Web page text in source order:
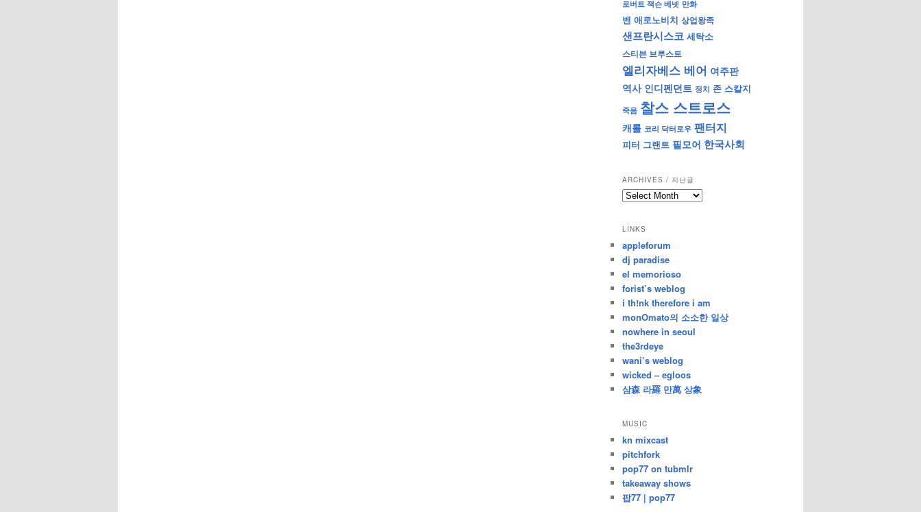
로버트 잭슨 베넷 만화
벤 애로노비치 상업왕족
샌프란시스코 세탁소
스티븐 브루스트
엘리자베스 베어 여주판
역사 인디펜던트 정치 존 스칼지
죽음 찰스 스트로스
캐롤 코리 닥터로우 팬터지
피터 그랜트 필모어 한국사회
ARCHIVES / 지난글
archives
난
글
LINKS
appleforum
dj paradise
el memorioso
forist’s weblog
i th!nk therefore i am
monOmato의 소소한 일상
nowhere in seoul
the3rdeye
wani’s weblog
wicked – egloos
삼森 라羅 만萬 상象
MUSIC
kn mixcast
pitchfork
pop77 on tubmlr
takeaway shows
팝77 | pop77